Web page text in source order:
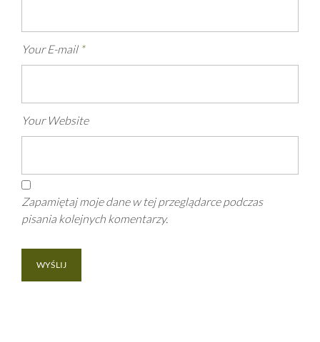
Your E-mail *
Your Website
Zapamiętaj moje dane w tej przeglądarce podczas
pisania kolejnych komentarzy.